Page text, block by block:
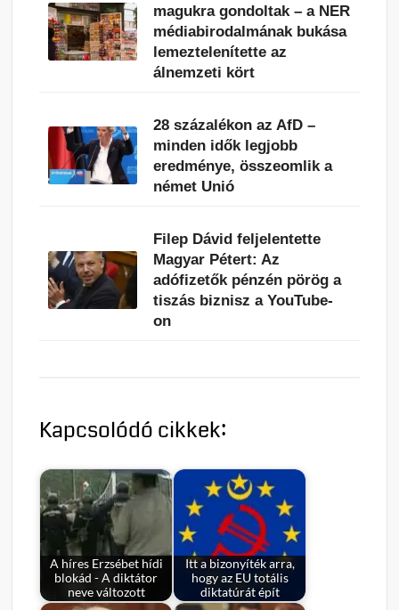
magukra gondoltak – a NER
médiabirodalmának bukása
lemeztelenítette az
álnemzeti kört
28 százalékon az AfD –
minden idők legjobb
eredménye, összeomlik a
német Unió
Filep Dávid feljelentette
Magyar Pétert: Az
adófizetők pénzén pörög a
tiszás biznisz a YouTube-
on
Kapcsolódó cikkek:
A híres Erzsébet hídi
blokád - A diktátor
neve változott
Itt a bizonyíték arra,
hogy az EU totális
diktatúrát épít